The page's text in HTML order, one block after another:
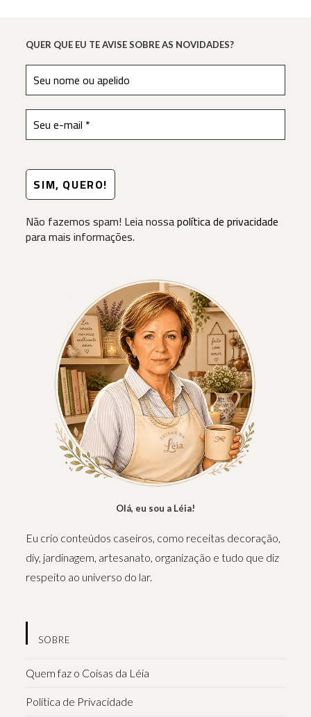
QUER QUE EU TE AVISE SOBRE AS NOVIDADES?
Não fazemos spam! Leia nossapolítica de privacidade
para mais informações.
Olá, eu sou a Léia!
Eu crio conteúdos caseiros, como receitas decoração,
diy, jardinagem, artesanato, organização e tudo que diz
respeito ao universo do lar.
SOBRE
Quem faz o Coisas da Léia
Política de Privacidade